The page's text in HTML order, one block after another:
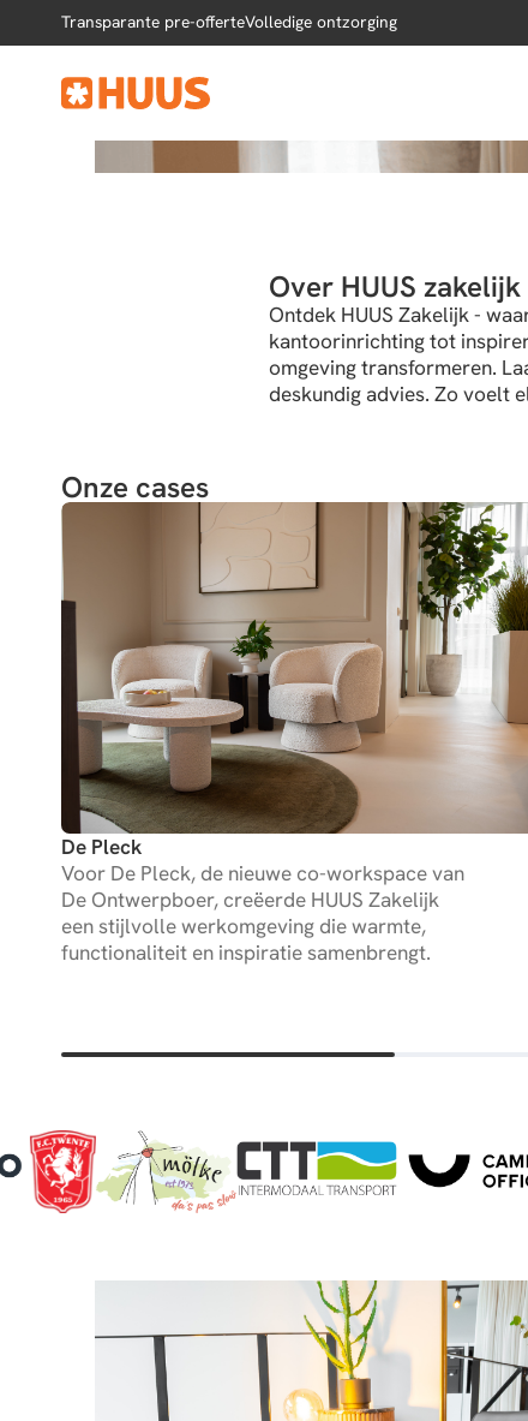
Transparante pre-offerteVolledige ontzorging
Voel je thuis op je
meubels van HUUS
Bekijk onze cases
Over HUUS zakelijk
Ontdek HUUS Zakelijk -
kantoorinrichting tot
omgeving transformeren.
deskundig advies. Zo voelt
Onze cases
De Pleck
Voor De Pleck, de nieuwe co-workspace van
De Ontwerpboer, creëerde HUUS Zakelijk
een stijlvolle werkomgeving die warmte,
functionaliteit en inspiratie samenbrengt.